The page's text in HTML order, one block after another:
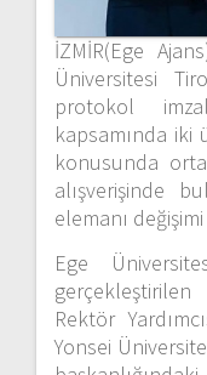
İZMİR(Ege
Üniversitesi
protokol
kapsamında
konusunda
alışverişinde
elemanı
Ege
Rektör
Yonsei